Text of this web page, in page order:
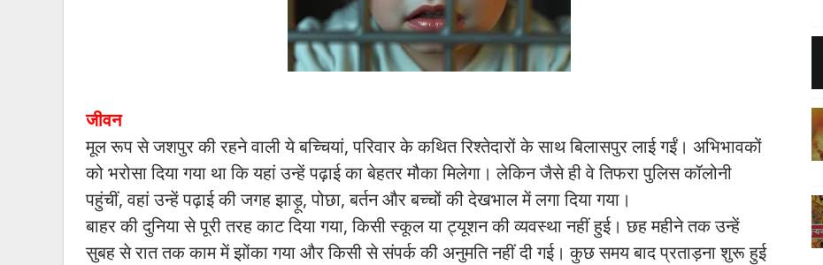
जीवन
मूल रूप से जशपुर की रहने वाली ये बच्चियां, परिवार के कथित रिश्तेदारों के साथ बिलासपुर लाई गईं। अभिभावकों
को भरोसा दिया गया था कि यहां उन्हें पढ़ाई का बेहतर मौका मिलेगा। लेकिन जैसे ही वे तिफरा पुलिस कॉलोनी
पहुंचीं, वहां उन्हें पढ़ाई की जगह झाड़ू, पोछा, बर्तन और बच्चों की देखभाल में लगा दिया गया।
बाहर की दुनिया से पूरी तरह काट दिया गया, किसी स्कूल या ट्यूशन की व्यवस्था नहीं हुई। छह महीने तक उन्हें
सुबह से रात तक काम में झोंका गया और किसी से संपर्क की अनुमति नहीं दी गई। कुछ समय बाद प्रताड़ना शुरू हुई